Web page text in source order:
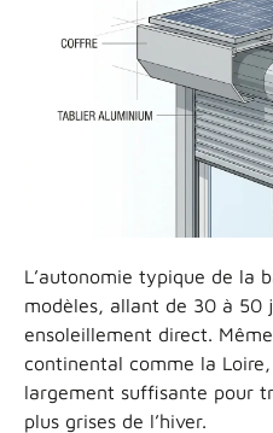
L’autonomie typique de la
modèles, allant de 30 à 50
ensoleillement direct.
continental comme la
largement suffisante pour
plus grises de l’hiver.